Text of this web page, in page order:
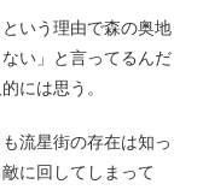
いう理由で森の奥地
い」と言ってるんだ
には思う。
流星街の存在は知っ
に回してしまって